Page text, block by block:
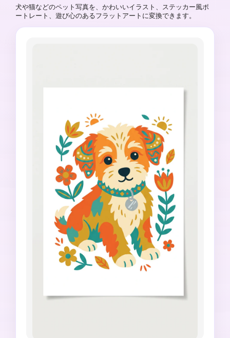
犬や猫などのペット写真を、かわいいイラスト、ステッカー風ポ
ートレート、遊び心のあるフラットアートに変換できます。